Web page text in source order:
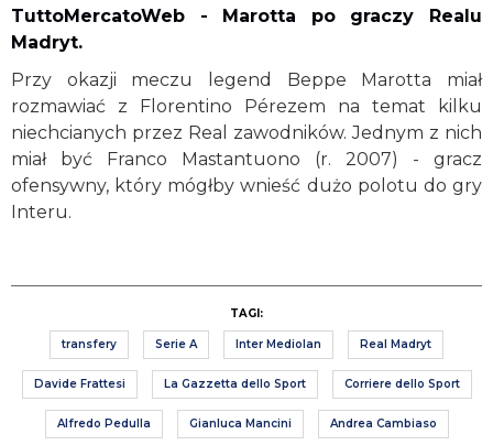
TuttoMercatoWeb - Marotta po graczy Realu
Madryt.
Przy okazji meczu legend Beppe Marotta miał
rozmawiać z Florentino Pérezem na temat kilku
niechcianych przez Real zawodników. Jednym z nich
miał być Franco Mastantuono (r. 2007) - gracz
ofensywny, który mógłby wnieść dużo polotu do gry
Interu.
TAGI:
transfery Serie A Inter Mediolan Real Madryt
Davide Frattesi La Gazzetta dello Sport Corriere dello Sport
Alfredo Pedulla Gianluca Mancini Andrea Cambiaso